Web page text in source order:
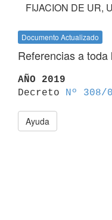
FIJACION DE UR,
Documento Actualizado
Referencias a toda
AÑO 2019
Decreto
Nº 308/
Ayuda